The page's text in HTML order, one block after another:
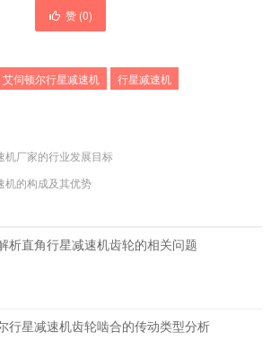
赞 (0)
艾伺顿尔行星减速机 行星减速机
机厂家的行业发展目标
机的构成及其优势
析直角行星减速机齿轮的相关问题
行星减速机齿轮啮合的传动类型分析